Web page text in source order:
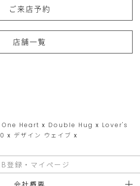
ご来店予約
店舗一覧
One Heart x Double Hug x Lover's
x デザイン ウェイブ x
登録・マイページ